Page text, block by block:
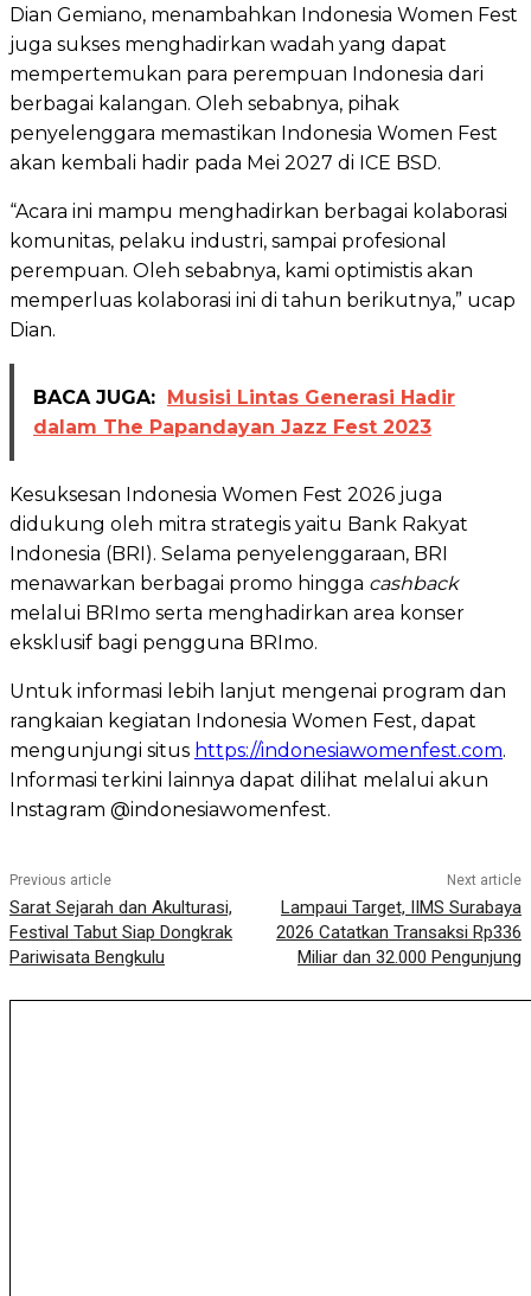
Dian Gemiano, menambahkan Indonesia Women Fest
juga sukses menghadirkan wadah yang dapat
mempertemukan para perempuan Indonesia dari
berbagai kalangan. Oleh sebabnya, pihak
penyelenggara memastikan Indonesia Women Fest
akan kembali hadir pada Mei 2027 di ICE BSD.
“Acara ini mampu menghadirkan berbagai kolaborasi
komunitas, pelaku industri, sampai profesional
perempuan. Oleh sebabnya, kami optimistis akan
memperluas kolaborasi ini di tahun berikutnya,” ucap
Dian.
BACA JUGA: Musisi Lintas Generasi Hadir
dalam The Papandayan Jazz Fest 2023
Kesuksesan Indonesia Women Fest 2026 juga
didukung oleh mitra strategis yaitu Bank Rakyat
Indonesia (BRI). Selama penyelenggaraan, BRI
menawarkan berbagai promo hingga cashback
melalui BRImo serta menghadirkan area konser
eksklusif bagi pengguna BRImo.
Untuk informasi lebih lanjut mengenai program dan
rangkaian kegiatan Indonesia Women Fest, dapat
mengunjungi situs https://indonesiawomenfest.com.
Informasi terkini lainnya dapat dilihat melalui akun
Instagram @indonesiawomenfest.
Previous article
Sarat Sejarah dan Akulturasi,
Festival Tabut Siap Dongkrak
Pariwisata Bengkulu
Next article
Lampaui Target, IIMS Surabaya
2026 Catatkan Transaksi Rp336
Miliar dan 32.000 Pengunjung